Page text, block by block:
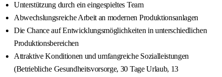
Unterstützung durch ein eingespieltes Team
Abwechslungsreiche Arbeit an modernen Produktionsanlagen
Die Chance auf Entwicklungsmöglichkeiten in unterschiedlichen
Produktionsbereichen
Attraktive Konditionen und umfangreiche Sozialleistungen
(Betriebliche Gesundheitsvorsorge, 30 Tage Urlaub, 13